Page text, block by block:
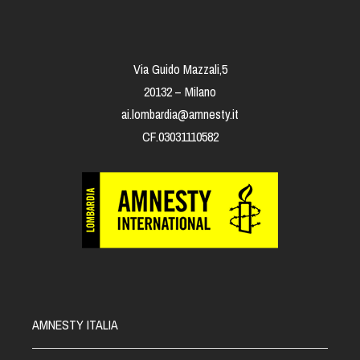
Via Guido Mazzali,5
20132 – Milano
ai.lombardia@amnesty.it
CF.03031110582
AMNESTY ITALIA